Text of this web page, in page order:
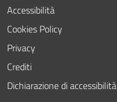
Accessibilità
Cookies Policy
Privacy
Crediti
Dichiarazione di accessibilità